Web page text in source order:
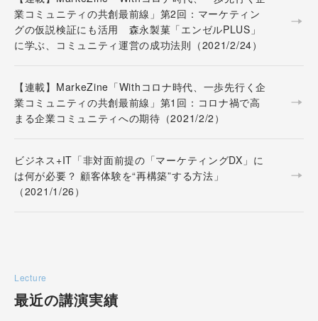
業コミュニティの共創最前線」第2回：マーケティン
グの仮説検証にも活用 森永製菓「エンゼルPLUS」
に学ぶ、コミュニティ運営の成功法則（2021/2/24）
【連載】MarkeZine「Withコロナ時代、一歩先行く企
業コミュニティの共創最前線」第1回：コロナ禍で高
まる企業コミュニティへの期待（2021/2/2）
ビジネス+IT「非対面前提の「マーケティングDX」に
は何が必要？ 顧客体験を“再構築”する方法」
（2021/1/26）
Lecture
最近の講演実績